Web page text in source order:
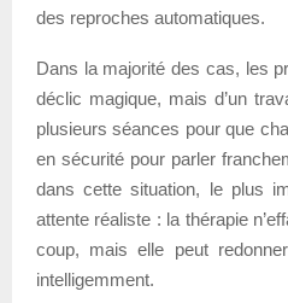
des reproches automatiques.
Dans la majorité des cas, les
déclic magique, mais d’un
plusieurs séances pour que
en sécurité pour parler
dans cette situation, le plus
attente réaliste : la thérapie
coup, mais elle peut
intelligemment.